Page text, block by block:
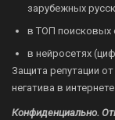
зарубежных
в ТОП поисковых
в нейросетях
Защита репутации
негатива в
Конфиденциально.